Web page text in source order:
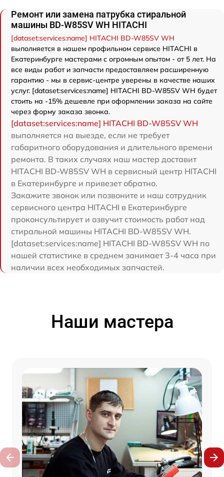
Ремонт или замена патрубка стиральной
машины BD-W85SV WH HITACHI
[dataset:services:name] HITACHI BD-W85SV WH
выполняется в нашем профильном сервисе HITACHI в
Екатеринбурге мастерами с огромным опытом - от 5 лет. На
все виды работ и запчасти предоставляем расширенную
гарантию - мы в сервис-центре уверены в качестве наших
услуг. [dataset:services:name] HITACHI BD-W85SV WH будет
стоить на -15% дешевле при оформлении заказа на сайте
через форму заказа звонка.
[dataset:services:name] HITACHI BD-W85SV WH
выполняется на выезде, если не требует
габаритного оборудования и длительного времени
ремонта. В таких случаях наш мастер доставит
HITACHI BD-W85SV WH в сервисный центр HITACHI
в Екатеринбурге и привезет обратно.
Закажите звонок или позвоните и наш сотрудник
сервисного центра HITACHI в Екатеринбурге
проконсультирует и озвучит стоимость работ над
стиральной машины HITACHI BD-W85SV WH.
[dataset:services:name] HITACHI BD-W85SV WH по
нашей статистике в среднем занимает 3-4 часа при
наличии всех необходимых запчастей.
Наши мастера